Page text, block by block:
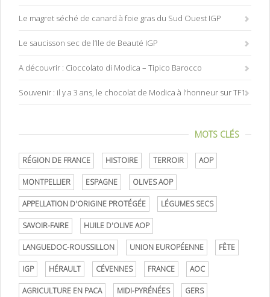
Le magret séché de canard à foie gras du Sud Ouest IGP
Le saucisson sec de l’Ile de Beauté IGP
A découvrir : Cioccolato di Modica – Tipico Barocco
Souvenir : il y a 3 ans, le chocolat de Modica à l’honneur sur TF1
MOTS CLÉS
RÉGION DE FRANCE HISTOIRE TERROIR AOP
MONTPELLIER ESPAGNE OLIVES AOP
APPELLATION D'ORIGINE PROTÉGÉE LÉGUMES SECS
SAVOIR-FAIRE HUILE D'OLIVE AOP
LANGUEDOC-ROUSSILLON UNION EUROPÉENNE FÊTE
IGP HÉRAULT CÉVENNES FRANCE AOC
AGRICULTURE EN PACA MIDI-PYRÉNÉES GERS